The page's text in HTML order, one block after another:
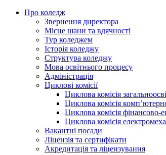
Про коледж
Звернення директора
Місце шани та вдячності
Тур коледжем
Історія коледжу
Структура коледжу
Мова освітнього процесу
Адміністрація
Циклові комісії
Циклова комісія
Циклова комісія
Циклова комісія фінансово-
Циклова комісія
Вакантні посади
Ліцензія та сертифікати
Акредитація та ліцензування